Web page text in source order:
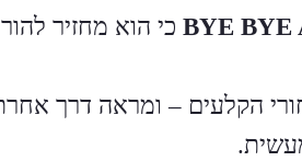
BYE BYE כי הוא מחזיר
הקלעים – ומראה דרך